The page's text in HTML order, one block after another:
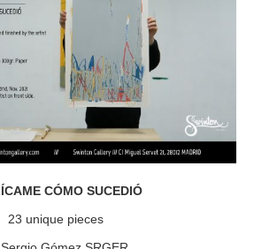
CÓMO SUCEDIÓ
23 unique pieces